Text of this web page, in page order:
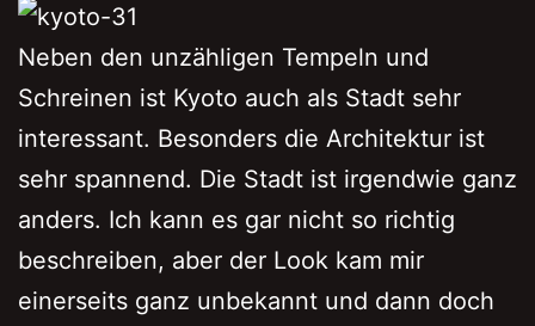
Neben den unzähligen Tempeln und
Schreinen ist Kyoto auch als Stadt sehr
interessant. Besonders die Architektur ist
sehr spannend. Die Stadt ist irgendwie ganz
anders. Ich kann es gar nicht so richtig
beschreiben, aber der Look kam mir
einerseits ganz unbekannt und dann doch